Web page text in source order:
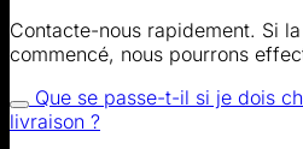
Contacte-nous rapidement. Si
commencé, nous pourrons
Que se passe-t-il si je dois
livraison ?